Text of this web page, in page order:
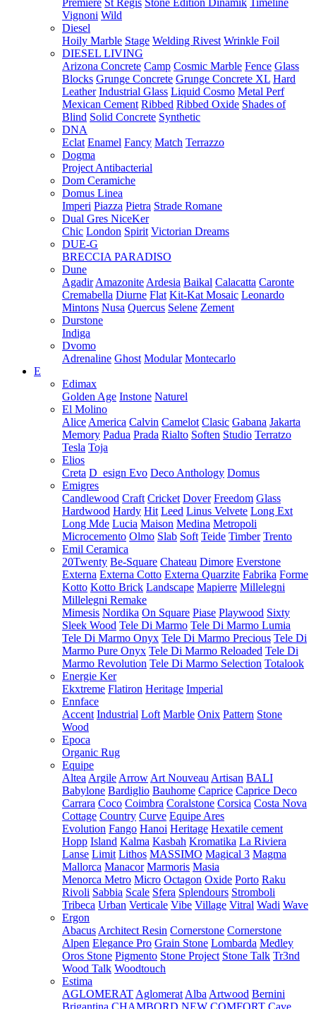
Premiere St Regis Stone Edition Dinamik Timeline
Vignoni Wild
Diesel
Hoily Marble Stage Welding Rivest Wrinkle Foil
DIESEL LIVING
Arizona Concrete Camp Cosmic Marble Fence Glass
Blocks Grunge Concrete Grunge Concrete XL Hard
Leather Industrial Glass Liquid Cosmo Metal Perf
Mexican Cement Ribbed Ribbed Oxide Shades of
Blind Solid Concrete Synthetic
DNA
Eclat Enamel Fancy Match Terrazzo
Dogma
Project Antibacterial
Dom Ceramiche
Domus Linea
Imperi Piazza Pietra Strade Romane
Dual Gres NiceKer
Chic London Spirit Victorian Dreams
DUE-G
BRECCIA PARADISO
Dune
Agadir Amazonite Ardesia Baikal Calacatta Caronte
Cremabella Diurne Flat Kit-Kat Mosaic Leonardo
Mintons Nusa Quercus Selene Zement
Durstone
Indiga
Dvomo
Adrenaline Ghost Modular Montecarlo
E
Edimax
Golden Age Instone Naturel
El Molino
Alice America Calvin Camelot Clasic Gabana Jakarta
Memory Padua Prada Rialto Soften Studio Terratzo
Tesla Toja
Elios
Creta D_esign Evo Deco Anthology Domus
Emigres
Candlewood Craft Cricket Dover Freedom Glass
Hardwood Hardy Hit Leed Linus Velvete Long Ext
Long Mde Lucia Maison Medina Metropoli
Microcemento Olmo Slab Soft Teide Timber Trento
Emil Ceramica
20Twenty Be-Square Chateau Dimore Everstone
Externa Externa Cotto Externa Quarzite Fabrika Forme
Kotto Kotto Brick Landscape Mapierre Millelegni
Millelegni Remake
Mimesis Nordika On Square Piase Playwood Sixty
Sleek Wood Tele Di Marmo Tele Di Marmo Lumia
Tele Di Marmo Onyx Tele Di Marmo Precious Tele Di
Marmo Pure Onyx Tele Di Marmo Reloaded Tele Di
Marmo Revolution Tele Di Marmo Selection Totalook
Energie Ker
Ekxtreme Flatiron Heritage Imperial
Ennface
Accent Industrial Loft Marble Onix Pattern Stone
Wood
Epoca
Organic Rug
Equipe
Altea Argile Arrow Art Nouveau Artisan BALI
Babylone Bardiglio Bauhome Caprice Caprice Deco
Carrara Coco Coimbra Coralstone Corsica Costa Nova
Cottage Country Curve Equipe Ares
Evolution Fango Hanoi Heritage Hexatile cement
Hopp Island Kalma Kasbah Kromatika La Riviera
Lanse Limit Lithos MASSIMO Magical 3 Magma
Mallorca Manacor Marmoris Masia
Menorca Metro Micro Octagon Oxide Porto Raku
Rivoli Sabbia Scale Sfera Splendours Stromboli
Tribeca Urban Verticale Vibe Village Vitral Wadi Wave
Ergon
Abacus Architect Resin Cornerstone Cornerstone
Alpen Elegance Pro Grain Stone Lombarda Medley
Oros Stone Pigmento Stone Project Stone Talk Tr3nd
Wood Talk Woodtouch
Estima
AGLOMERAT Aglomerat Alba Artwood Bernini